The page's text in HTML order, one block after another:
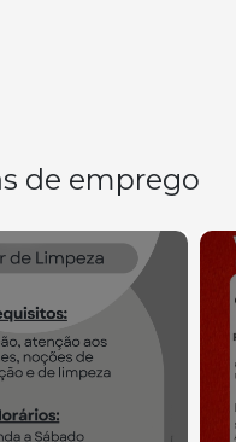
de emprego